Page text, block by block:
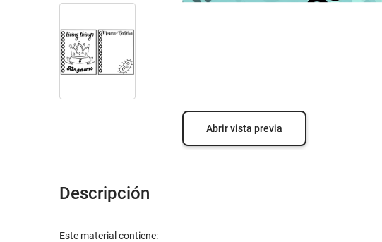
Abrir vista previa
Descripción
Este material contiene: